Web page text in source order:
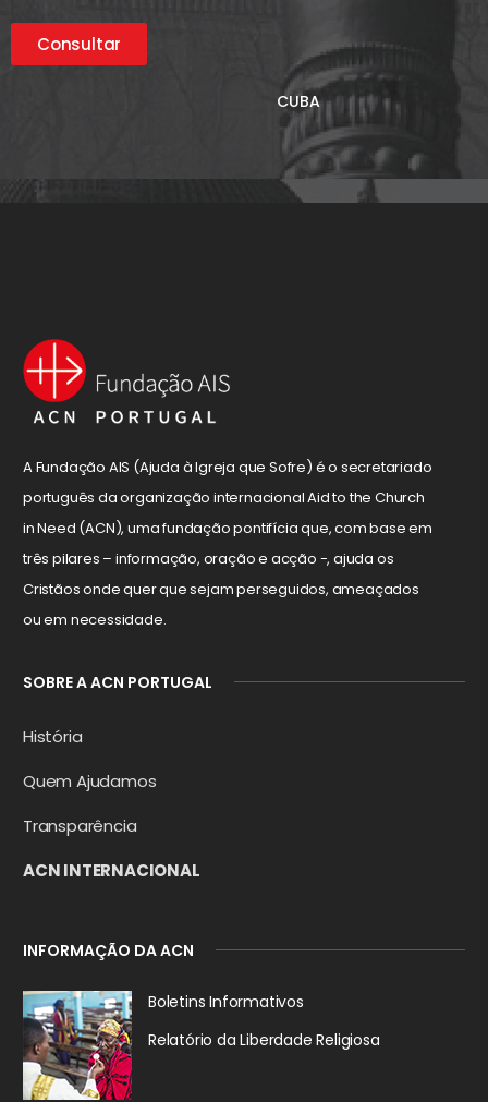
Consultar
CUBA
A Fundação AIS (Ajuda à Igreja que Sofre) é o secretariado
português da organização internacional Aid to the Church
in Need (ACN), uma fundação pontifícia que, com base em
três pilares – informação, oração e acção -, ajuda os
Cristãos onde quer que sejam perseguidos, ameaçados
ou em necessidade.
SOBRE A ACN PORTUGAL
História
Quem Ajudamos
Transparência
ACN INTERNACIONAL
INFORMAÇÃO DA ACN
Boletins Informativos
Relatório da Liberdade Religiosa